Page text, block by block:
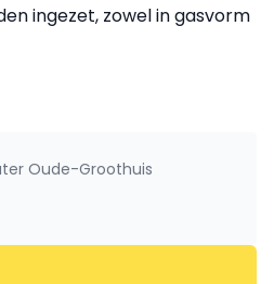
ingezet, zowel in gasvorm
Oude-Groothuis